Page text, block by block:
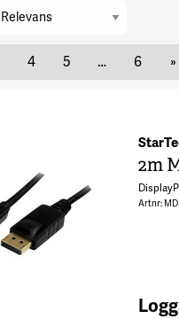
4 5 … 6 »
2m
Artnr: